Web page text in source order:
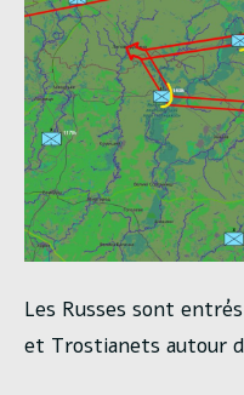
Les Russes sont
et Trostianets autour